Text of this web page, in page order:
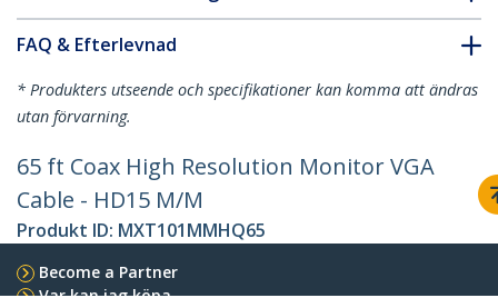
FAQ & Efterlevnad
* Produkters utseende och specifikationer kan komma att ändras
utan förvarning.
65 ft Coax High Resolution Monitor VGA
Cable - HD15 M/M
Produkt ID: MXT101MMHQ65
Become a Partner
Var kan jag köpa